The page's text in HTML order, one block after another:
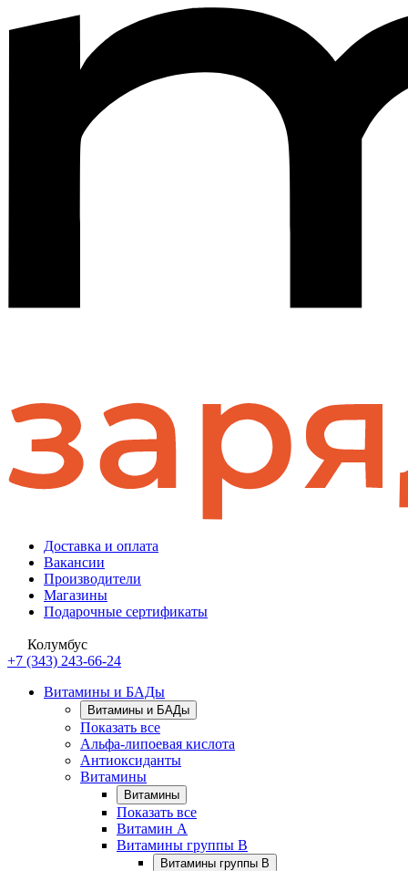
Доставка и оплата
Вакансии
Производители
Магазины
Подарочные сертификаты
Колумбус
+7 (343) 243-66-24
Витамины и БАДы
Витамины и БАДы
Показать все
Альфа-липоевая кислота
Антиоксиданты
Витамины
Витамины
Показать все
Витамин A
Витамины группы B
Витамины группы B